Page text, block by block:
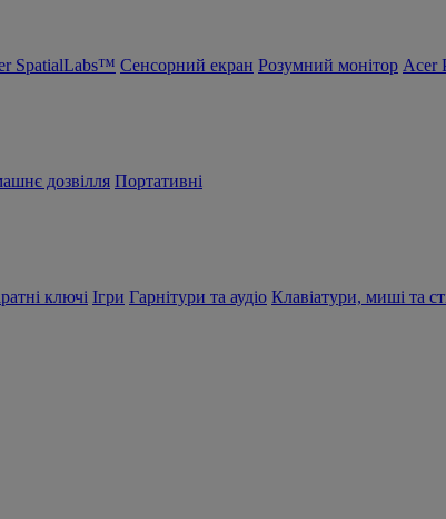
SpatialLabs™ Сенсорний екран Розумний монітор Acer
дозвілля Портативні
ключі Ігри Гарнітури та аудіо Клавіатури, миші та